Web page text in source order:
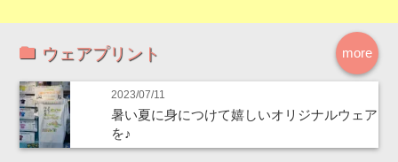
more
ウェアプリント
2023/07/11
暑い夏に身につけて嬉しいオリジナルウェア
を♪